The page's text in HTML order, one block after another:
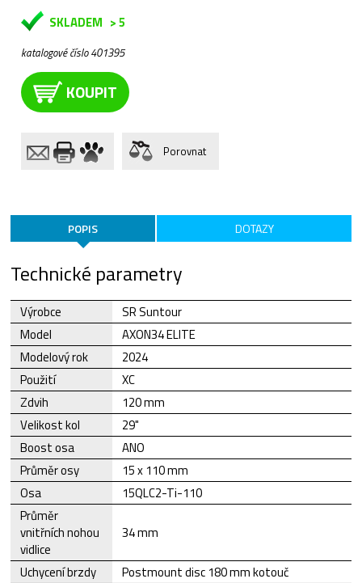
SKLADEM > 5
katalogové číslo 401395
KOUPIT
Porovnat
POPIS DOTAZY
Technické parametry
Výrobce
SR Suntour
Model
AXON34 ELITE
Modelový rok
2024
Použití
XC
Zdvih
120 mm
Velikost kol
29"
Boost osa
ANO
Průměr osy
15 x 110 mm
Osa
15QLC2-Ti-110
Průměr
vnitřních nohou
vidlice
34 mm
Uchycení brzdy
Postmount disc 180 mm kotouč